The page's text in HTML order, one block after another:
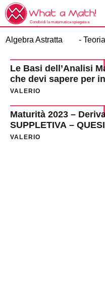
Skip
to
the
content
What a
Math!
Condividi la matematica spiegata a
modo tuo.
Algebra Astratta -
Le Basi dell’Analisi
che devi sapere per
VALERIO
Maturità 2023 –
SUPPLETIVA –
VALERIO